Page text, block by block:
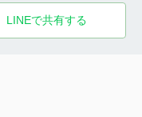
LINEで共有する